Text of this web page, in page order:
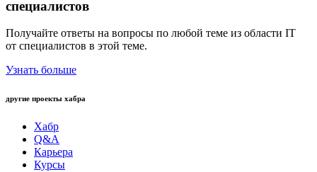
специалистов
Получайте ответы на вопросы по любой теме из области IT
от специалистов в этой теме.
Узнать больше
другие проекты хабра
Хабр
Q&A
Карьера
Курсы